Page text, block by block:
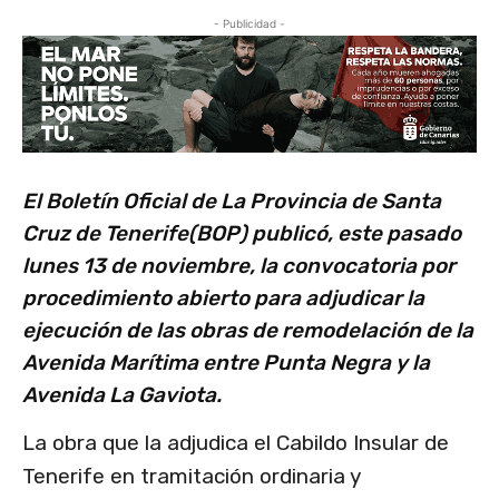
- Publicidad -
El Boletín Oficial de La Provincia de Santa
Cruz de Tenerife(BOP) publicó, este pasado
lunes 13 de noviembre, la convocatoria por
procedimiento abierto para adjudicar la
ejecución de las obras de remodelación de la
Avenida Marítima entre Punta Negra y la
Avenida La Gaviota.
La obra que la adjudica el Cabildo Insular de
Tenerife en tramitación ordinaria y